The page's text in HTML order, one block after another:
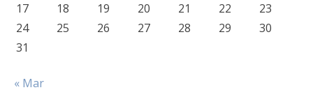
17
18 19 20 21 22
23
24
25 26 27 28 29
30
31
« Mar